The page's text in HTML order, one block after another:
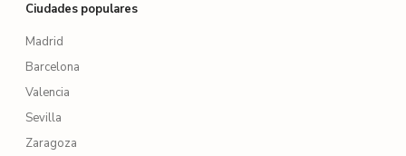
Ciudades populares
Madrid
Barcelona
Valencia
Sevilla
Zaragoza